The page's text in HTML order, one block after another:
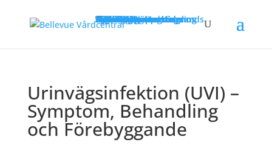
Aktuellt
Lista dig hos oss
Mottagningar
Allmänläkare
Diabetesmottagning
Dietist
Distriktssköterskor
Fysioterapeut
Gynekolog
Psykolog
Kurator
Vaccinationsmottagning
Avgifter
Personal
Om oss
Kontakt & öppettider
Avvikande öppettider
Arbeta hos oss
Läkarintyg
Läkarintyg med diagnos
Studier/Arbete utomlands
Nyheter
Bellevue Online
Urinvägsinfektion (UVI) –
Symptom, Behandling
och Förebyggande